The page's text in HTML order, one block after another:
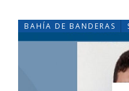
BAHÍA DE BANDERAS